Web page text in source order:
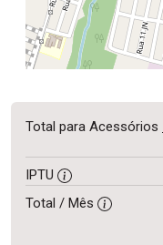
Total para Acessórios
IPTU
Total / Mês